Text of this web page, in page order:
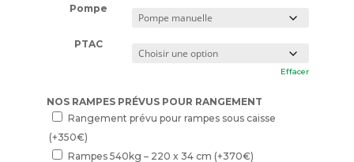
Pompe
PTAC
Effacer
NOS RAMPES PRÉVUS POUR RANGEMENT
Rangement prévu pour rampes sous caisse
(+350€)
Rampes 540kg – 220 x 34 cm (+370€)